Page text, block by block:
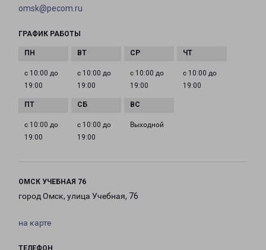
omsk@pecom.ru
ГРАФИК РАБОТЫ
с 10:00 до
19:00
с 10:00 до
19:00
с 10:00 до
19:00
с 10:00 до
19:00
с 10:00 до
19:00
с 10:00 до
19:00
Выходной
ОМСК УЧЕБНАЯ 76
город Омск, улица Учебная, 76
на карте